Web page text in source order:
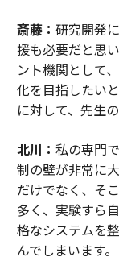
斎藤： 研究開発
援も必要だと思
ント機関として
化を目指したい
に対して、先生
北川： 私の専門
制の壁が非常に
だけでなく、そ
多く、実験すら
格なシステムを
んでしまいます。